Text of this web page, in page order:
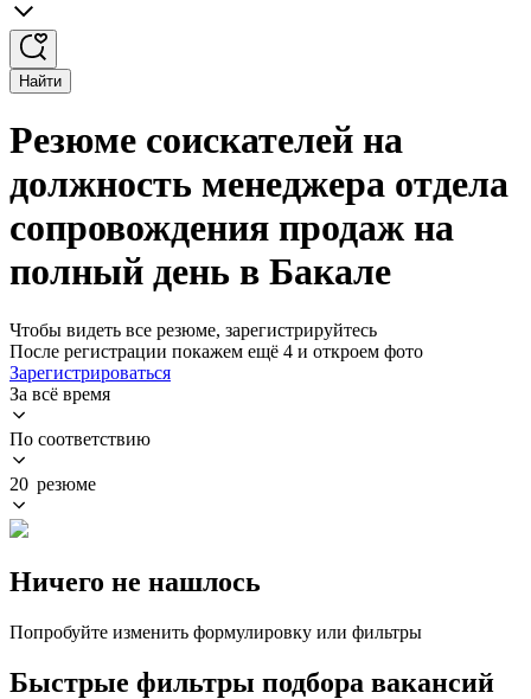
Найти
Резюме соискателей на
должность менеджера отдела
сопровождения продаж на
полный день в Бакале
Чтобы видеть все резюме, зарегистрируйтесь
После регистрации покажем ещё 4 и откроем фото
Зарегистрироваться
За всё время
По соответствию
20 резюме
Ничего не нашлось
Попробуйте изменить формулировку или фильтры
Быстрые фильтры подбора вакансий